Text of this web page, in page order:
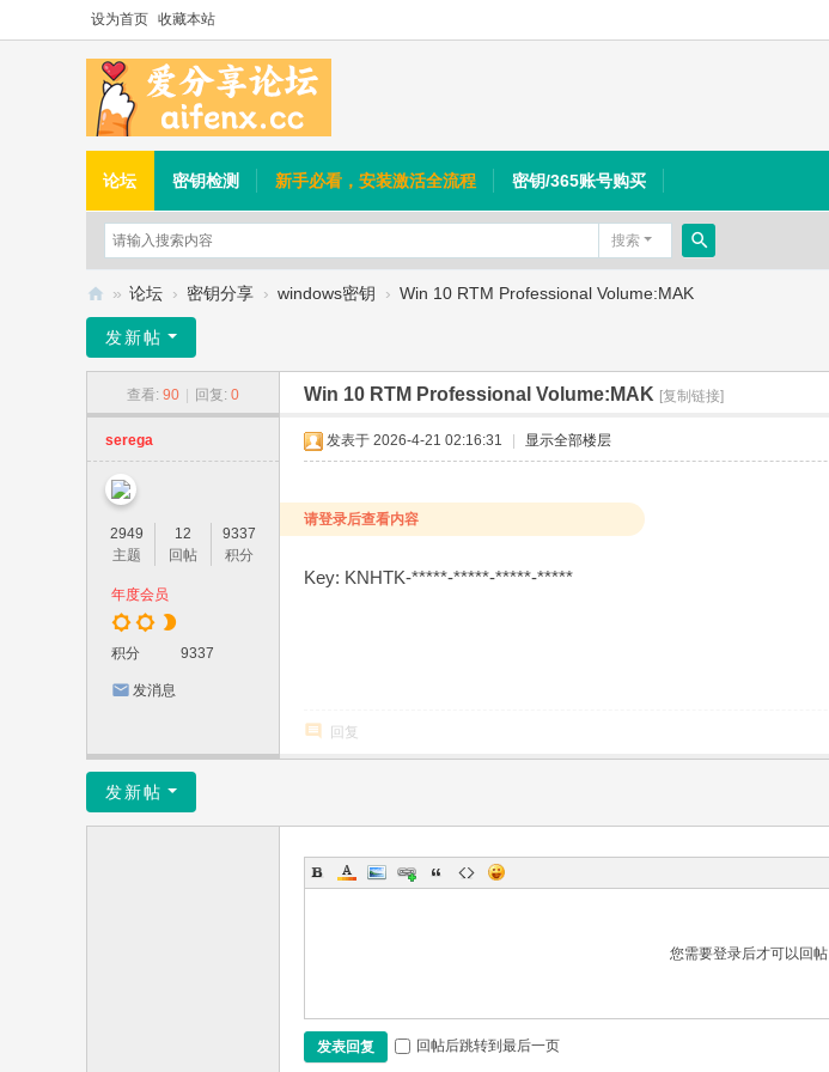
设为首页 收藏本站
论坛 密钥检测 新手必看，安装激活全流程 密钥/365账号购买
搜索
搜
分
坛
» 论坛 › 密钥分享 › windows密钥 › Win 10 RTM Professional Volume:MAK
发新帖
查看: 90 回复: 0 Win 10 RTM Professional Volume:MAK [复制链接]
serega
2949
主题
12
回帖
9337
积分
年度会员
积分 9337
发消息
发表于 2026-4-21 02:16:31 显示全部楼层
请登录后查看内容
Key: KNHTK-*****-*****-*****-*****
回复
发新帖
您需要登录后才可以回帖
发表回复 回帖后跳转到最后一页